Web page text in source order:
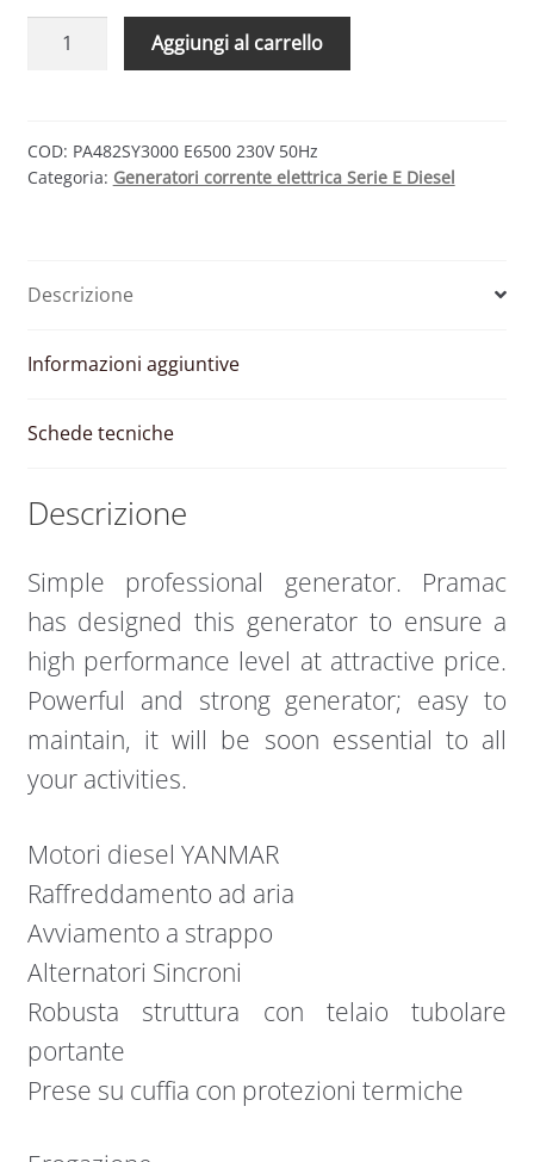
Generatori
E6500
230V
Aggiungi al carrello
COD: PA482SY3000 E6500 230V 50Hz
Categoria: Generatori corrente elettrica Serie E Diesel
Descrizione
Informazioni aggiuntive
Schede tecniche
Descrizione
Simple professional generator. Pramac
has designed this generator to ensure a
high performance level at attractive price.
Powerful and strong generator; easy to
maintain, it will be soon essential to all
your activities.
Motori diesel YANMAR
Raffreddamento ad aria
Avviamento a strappo
Alternatori Sincroni
Robusta struttura con telaio tubolare
portante
Prese su cuffia con protezioni termiche